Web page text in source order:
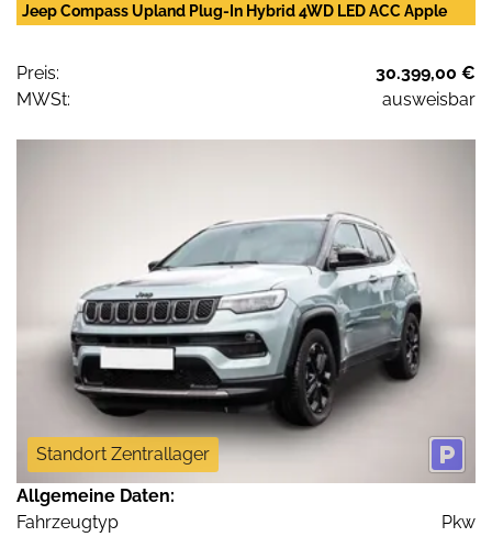
Jeep Compass Upland Plug-In Hybrid 4WD LED ACC Apple
Preis:
30.399,00 €
MWSt:
ausweisbar
Standort Zentrallager
Allgemeine Daten:
Fahrzeugtyp
Pkw